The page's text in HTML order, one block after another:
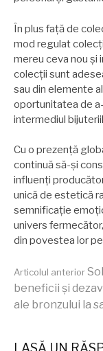
În plus față de
mod regulat
mereu ceva nou și
colecții sunt
sau din elemente
oportunitatea de
intermediul
Cu o prezență
continuă să-și
influenți
unică de estetică
semnificație
univers
din povestea lor
Articolul anterior
beneficii și
ale bronzului la
LASĂ UN